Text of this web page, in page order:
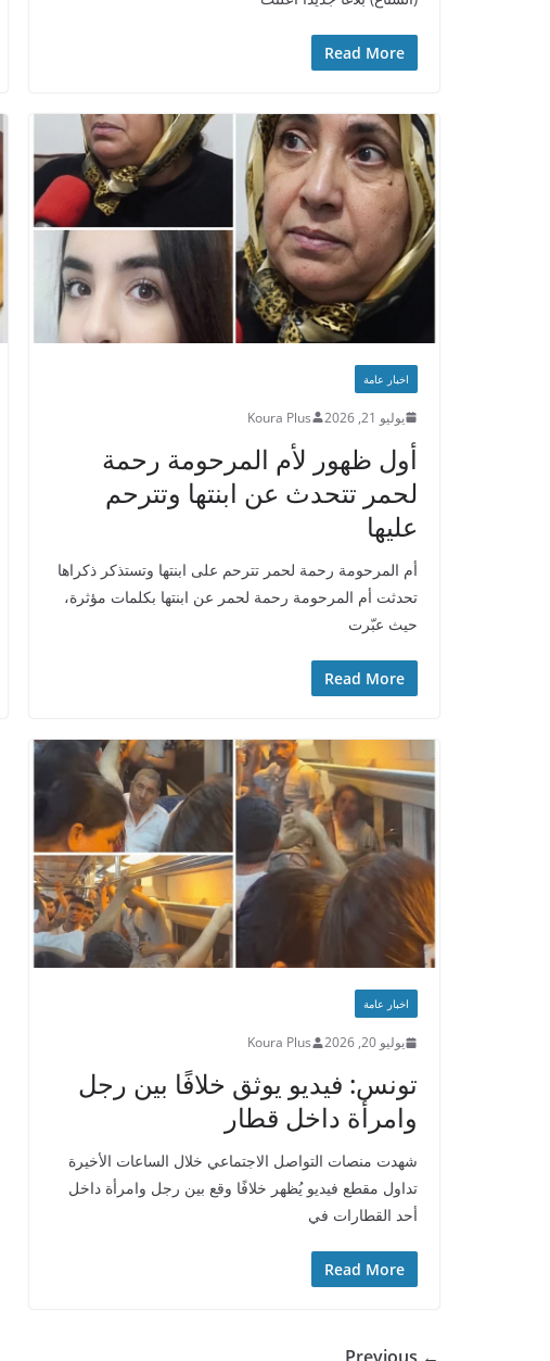
Read More
اخبار عامة
يوليو 21, 2026 Koura Plus
أول ظهور لأم المرحومة رحمة
لحمر تتحدث عن ابنتها وتترحم
عليها
أم المرحومة رحمة لحمر تترحم على ابنتها وتستذكر ذكراها
تحدثت أم المرحومة رحمة لحمر عن ابنتها بكلمات مؤثرة،
حيث عبّرت
Read More
اخبار عامة
يوليو 20, 2026 Koura Plus
تونس: فيديو يوثق خلافًا بين رجل
وامرأة داخل قطار
شهدت منصات التواصل الاجتماعي خلال الساعات الأخيرة
تداول مقطع فيديو يُظهر خلافًا وقع بين رجل وامرأة داخل
أحد القطارات في
Read More